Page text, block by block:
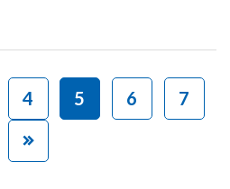
4 5 6 7